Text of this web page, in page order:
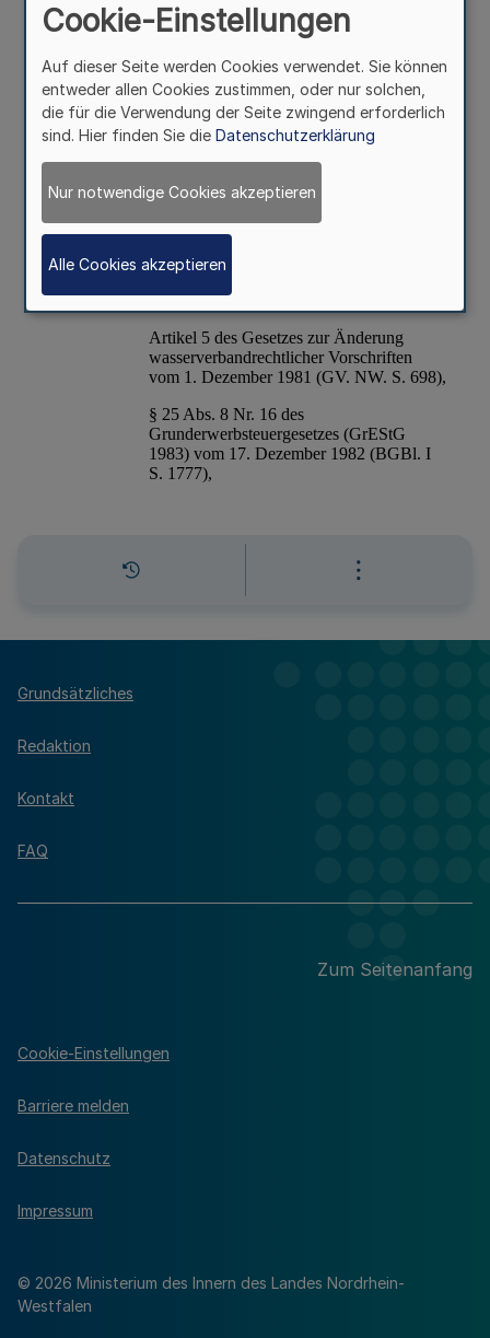
Grundsätzliches
Redaktion
Kontakt
FAQ
Zum Seitenanfang
© 2026 Ministerium des Innern des Landes Nordrhein-
Westfalen
Cookie-Einstellungen
Barriere melden
Datenschutz
Impressum
Cookie-Einstellungen
Auf dieser Seite werden Cookies verwendet. Sie können
entweder allen Cookies zustimmen, oder nur solchen,
die für die Verwendung der Seite zwingend erforderlich
sind. Hier finden Sie die Datenschutzerklärung
Nur notwendige Cookies akzeptieren
Alle Cookies akzeptieren